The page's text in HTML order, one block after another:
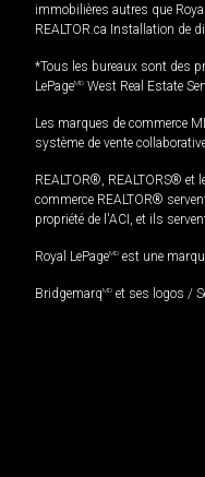
immobilières autres que
REALTOR.ca Installation de
*Tous les bureaux sont des
LePageMD West Real Estate
Les marques de commerce
système de vente
REALTOR®, REALTORS®
commerce REALTOR®
propriété de l'ACI, et ils
Royal LePageMD est une
BridgemarqMD et ses logos /